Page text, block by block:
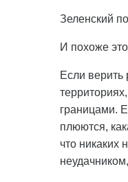
Зеленский
И похоже
Если верить
границами.
плюются,
что никаких